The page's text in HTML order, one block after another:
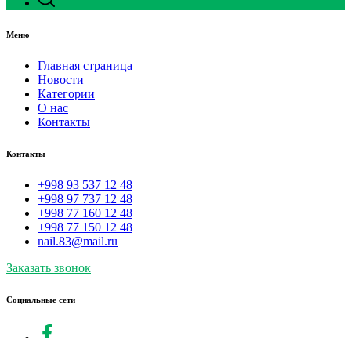
Меню
Главная страница
Новости
Категории
О нас
Контакты
Контакты
+998 93 537 12 48
+998 97 737 12 48
+998 77 160 12 48
+998 77 150 12 48
nail.83@mail.ru
Заказать звонок
Социальные сети